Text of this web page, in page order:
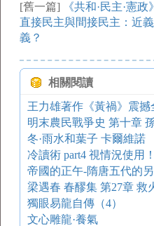
[舊一篇]
《共和·民主·憲政
直接民主與間接民主：近
義？
相關閱讀
冬·雨水和葉子 卡爾維諾
梁遇春 春醪集 第27章 救
獨眼易龍自傳（4）
文心雕龍·養氣